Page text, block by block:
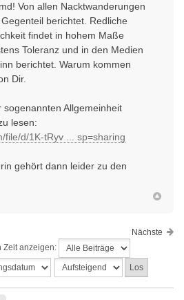
Von allen Nacktwanderungen
berichtet. Redliche
findet in hohem Maße
Toleranz und in den Medien
berichtet. Warum kommen
Dir.
Allgemeinheit
lesen:
file/d/1K-tRyv ... sp=sharing
gehört dann leider zu den
Nächste
Zeit anzeigen: